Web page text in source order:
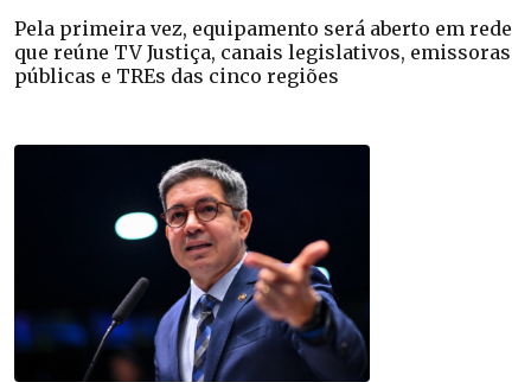
Pela primeira vez, equipamento será aberto em rede
que reúne TV Justiça, canais legislativos, emissoras
públicas e TREs das cinco regiões